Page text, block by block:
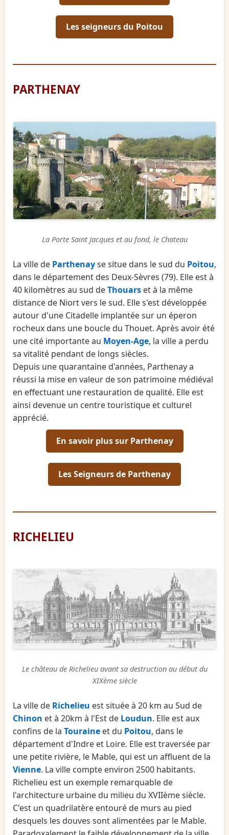
Les seigneurs du Poitou
PARTHENAY
La Porte Saint Jacques et au fond, le Chateau
La ville de Parthenayse situe dans le sud du Poitou,
dans le département des Deux-Sèvres (79). Elle est à
40 kilomètres au sud deThouars et à la même
distance de Niort vers le sud. Elle s'est développée
autour d'une Citadelle implantée sur un éperon
rocheux dans une boucle du Thouet. Après avoir été
une cité importante au Moyen-Age, la ville a perdu
sa vitalité pendant de longs siècles.
Depuis une quarantaine d'années, Parthenay a
réussi la mise en valeur de son patrimoine médiéval
en effectuant une restauration de qualité. Elle est
ainsi devenue un centre touristique et culturel
apprécié.
En savoir plus sur Parthenay
Les Seigneurs de Parthenay
RICHELIEU
Le château de Richelieu avant sa destruction au début du
XIXème siècle
La ville de Richelieu est située à 20 km au Sud de
Chinon et à 20km à l'Est de Loudun. Elle est aux
confins de la Touraine et du Poitou, dans le
département d'Indre et Loire. Elle est traversée par
une petite rivière, le Mable, qui est un affluent de la
Vienne. La ville compte environ 2500 habitants.
Richelieu est un exemple remarquable de
l'architecture urbaine du milieu du XVIIème siècle.
C'est un quadrilatère entouré de murs au pied
desquels les douves sont alimentées par le Mable.